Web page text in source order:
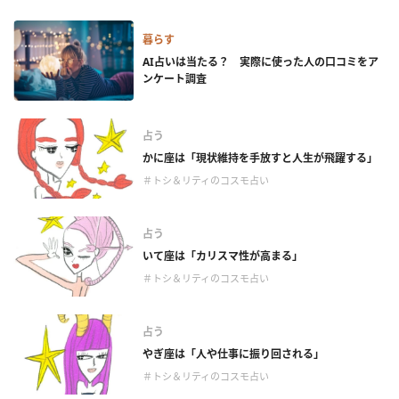
暮らす
AI占いは当たる？ 実際に使った人の口コミをア
ンケート調査
占う
かに座は「現状維持を手放すと人生が飛躍する」
＃トシ＆リティのコスモ占い
占う
いて座は「カリスマ性が高まる」
＃トシ＆リティのコスモ占い
占う
やぎ座は「人や仕事に振り回される」
＃トシ＆リティのコスモ占い